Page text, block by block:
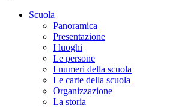
Scuola
Panoramica
Presentazione
I luoghi
Le persone
I numeri della scuola
Le carte della scuola
Organizzazione
La storia